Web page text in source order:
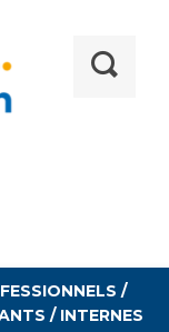
/
/ INTERNES